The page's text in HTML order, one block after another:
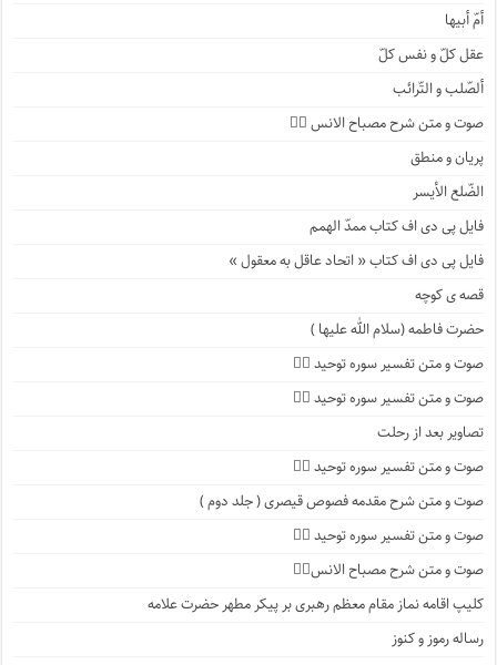
أمّ أبیها
عقل کلّ و نفس کلّ
ألصّلب و التّرائب
صوت و متن شرح مصباح الانس ۹️⃣
پریان و منطق
الضّلع الأیسر
فایل پی دی اف کتاب ممدّ الهمم
فایل پی دی اف کتاب « اتحاد عاقل به معقول »
قصه ی کوچه
حضرت فاطمه (سلام الله علیها )
صوت و متن تفسیر سوره توحید ۴️⃣
صوت و متن تفسیر سوره توحید ۳️⃣
تصاویر بعد از رحلت
صوت و متن تفسیر سوره توحید ۲️⃣
صوت و متن شرح مقدمه فصوص قیصری ( جلد دوم )
صوت و متن تفسیر سوره توحید ۱️⃣
صوت و متن شرح مصباح الانس۸⃣
کلیپ اقامه نماز مقام معظم رهبری بر پیکر مطهر حضرت علامه
رساله رموز و کنوز